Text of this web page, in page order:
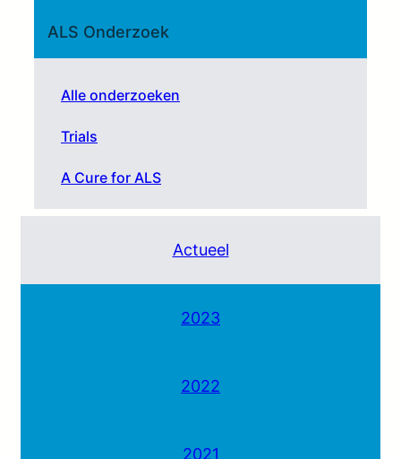
ALS Onderzoek
Alle onderzoeken
Trials
A Cure for ALS
Actueel
2023
2022
2021